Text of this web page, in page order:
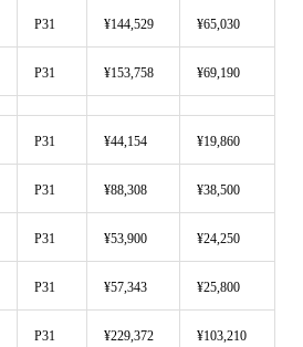
P31 ¥144,529 ¥65,030
P31 ¥153,758 ¥69,190
P31 ¥44,154 ¥19,860
P31 ¥88,308 ¥38,500
P31 ¥53,900 ¥24,250
P31 ¥57,343 ¥25,800
P31 ¥229,372 ¥103,210